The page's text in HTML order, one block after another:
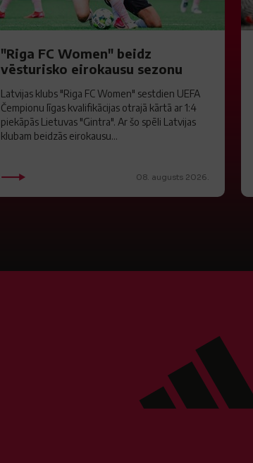
"Riga FC Women" beidz
vēsturisko eirokausu sezonu
Latvijas klubs "Riga FC Women" sestdien UEFA
Čempionu līgas kvalifikācijas otrajā kārtā ar 1:4
piekāpās Lietuvas "Gintra". Ar šo spēli Latvijas
klubam beidzās eirokausu...
08. augusts 2026.